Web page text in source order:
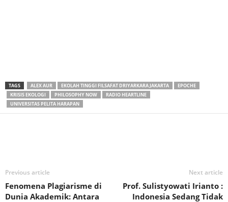
TAGS ALEX AUR EKOLAH TINGGI FILSAFAT DRIYARKARA JAKARTA
EPOCHE
KRISIS EKOLOGI
PHILOSOPHY NOW
RADIO HEARTLINE
UNIVERSITAS PELITA HARAPAN
Previous article
Fenomena Plagiarisme di
Dunia Akademik: Antara
Next article
Prof. Sulistyowati Irianto :
Indonesia Sedang Tidak